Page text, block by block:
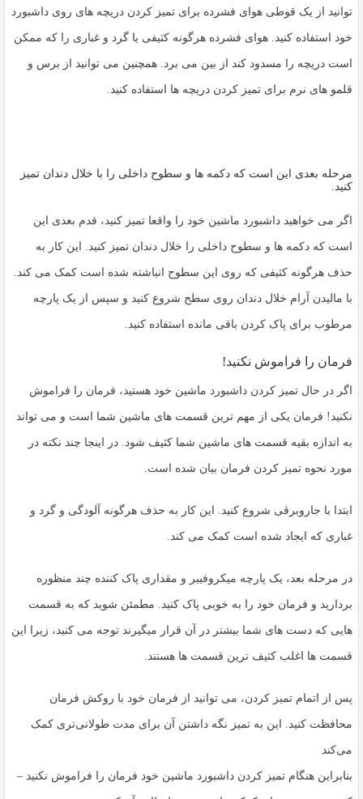
توانید از یک قوطی هوای فشرده برای تمیز کردن دریچه های روی داشبورد
خود استفاده کنید. هوای فشرده هرگونه کثیفی یا گرد و غباری را که ممکن
است دریچه را مسدود کند از بین می برد. همچنین می توانید از برس و
قلمو های نرم برای تمیز کردن دریچه ها استفاده کنید.
مرحله بعدی این است که دکمه ها و سطوح داخلی را با خلال دندان تمیز
کنید.
اگر می خواهید داشبورد ماشین خود را واقعا تمیز کنید، قدم بعدی این
است که دکمه ها و سطوح داخلی را خلال دندان تمیز کنید. این کار به
حذف هرگونه کثیفی که روی این سطوح انباشته شده است کمک می کند.
با مالیدن آرام خلال دندان روی سطح شروع کنید و سپس از یک پارچه
مرطوب برای پاک کردن باقی مانده استفاده کنید.
فرمان را فراموش نکنید!
اگر در حال تمیز کردن داشبورد ماشین خود هستید، فرمان را فراموش
نکنید! فرمان یکی از مهم ترین قسمت های ماشین شما است و می تواند
به اندازه بقیه قسمت های ماشین شما کثیف شود. در اینجا چند نکته در
مورد نحوه تمیز کردن فرمان بیان شده است.
ابتدا با جاروبرقی شروع کنید. این کار به حذف هرگونه آلودگی و گرد و
غباری که ایجاد شده است کمک می کند.
در مرحله بعد، یک پارچه میکروفیبر و مقداری پاک کننده چند منظوره
بردارید و فرمان خود را به خوبی پاک کنید. مطمئن شوید که به قسمت
هایی که دست های شما بیشتر در آن قرار میگیرند توجه می کنید، زیرا این
قسمت ها اغلب کثیف ترین قسمت ها هستند.
پس از اتمام تمیز کردن، می توانید از فرمان خود با روکش فرمان
محافظت کنید. این به تمیز نگه داشتن آن برای مدت طولانی‌تری کمک
می‌کند
بنابراین هنگام تمیز کردن داشبورد ماشین خود فرمان را فراموش نکنید –